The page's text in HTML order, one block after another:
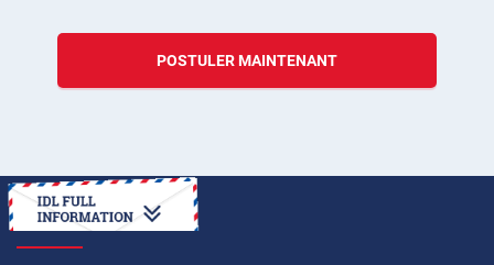
POSTULER MAINTENANT
COMMENT FAIRE